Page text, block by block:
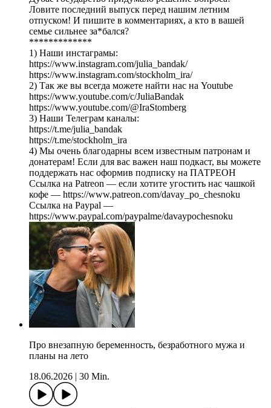
Ловите последний выпуск перед нашим летним
отпуском! И пишите в комментариях, а кто в вашей
семье сильнее за*бался?
*************
1) Наши инстаграмы:
https://www.instagram.com/julia_bandak/
https://www.instagram.com/stockholm_ira/
2) Так же вы всегда можете найти нас на Youtube
https://www.youtube.com/c/JuliaBandak
https://www.youtube.com/@IraStomberg
3) Наши Телеграм каналы:
https://t.me/julia_bandak
https://t.me/stockholm_ira
4) Мы очень благодарны всем известным патронам и
донатерам! Если для вас важен наш подкаст, вы можете
поддержать нас оформив подписку на ПАТРЕОН
Ссылка на Patreon — если хотите угостить нас чашкой
кофе — https://www.patreon.com/davay_po_chesnoku
Ссылка на Paypal —
https://www.paypal.com/paypalme/davaypochesnoku
Про внезапную беременность, безработного мужа и
планы на лето
18.06.2026
30 Min.